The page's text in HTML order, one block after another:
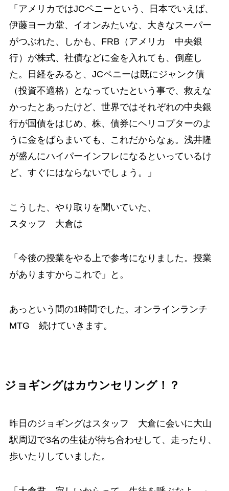
「アメリカではJCペニーという、日本でいえば、
伊藤ヨーカ堂、イオンみたいな、大きなスーパー
がつぶれた、しかも、FRB（アメリカ 中央銀
行）が株式、社債などに金を入れても、倒産し
た。日経をみると、JCペニーは既にジャンク債
（投資不適格）となっていたという事で、救えな
かったとあったけど、世界ではそれぞれの中央銀
行が国債をはじめ、株、債券にヘリコプターのよ
うに金をばらまいても、これだからなぁ。浅井隆
が盛んにハイパーインフレになるといっているけ
ど、すぐにはならないでしょう。」
こうした、やり取りを聞いていた、
スタッフ 大倉は
「今後の授業をやる上で参考になりました。授業
がありますからこれで」と。
あっという間の1時間でした。オンラインランチ
MTG 続けていきます。
ジョギングはカウンセリング！？
昨日のジョギングはスタッフ 大倉に会いに大山
駅周辺で3名の生徒が待ち合わせして、走ったり、
歩いたりしていました。